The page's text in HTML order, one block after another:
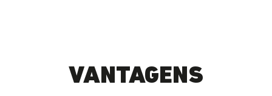
VANTAGENS